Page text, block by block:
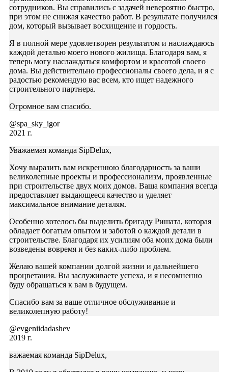
сотрудников. Вы справились с задачей невероятно быстро,
при этом не снижая качество работ. В результате получился
дом, который вызывает восхищение и гордость.
Я в полной мере удовлетворен результатом и наслаждаюсь
каждой деталью моего нового жилища. Благодаря вам, я
теперь могу наслаждаться комфортом и красотой своего
дома. Вы действительно профессионалы своего дела, и я с
радостью рекомендую вас всем, кто ищет надежного
строительного партнера.
Огромное вам спасибо.
@spa_sky_igor
2021 г.
Уважаемая команда SipDelux,
Хочу выразить вам искреннюю благодарность за ваши
великолепные проекты и профессионализм, проявленные
при строительстве двух моих домов. Ваша компания всегда
предоставляет выдающееся качество и уделяет
максимальное внимание деталям.
Особенно хотелось бы выделить бригаду Ришата, которая
обладает богатым опытом и заботой о каждой детали в
строительстве. Благодаря их усилиям оба моих дома были
возведены вовремя и без каких-либо проблем.
Желаю вашей компании долгой жизни и дальнейшего
процветания. Вы заслуживаете успеха, и я несомненно
буду обращаться к вам в будущем.
Спасибо вам за ваше отличное обслуживание и
великолепную работу!
@evgeniidadashev
2019 г.
важаемая команда SipDelux,